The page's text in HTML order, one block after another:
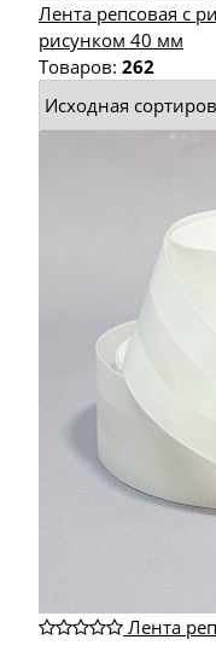
Лента репсовая с
рисунком 40 мм
Товаров: 262
Лента